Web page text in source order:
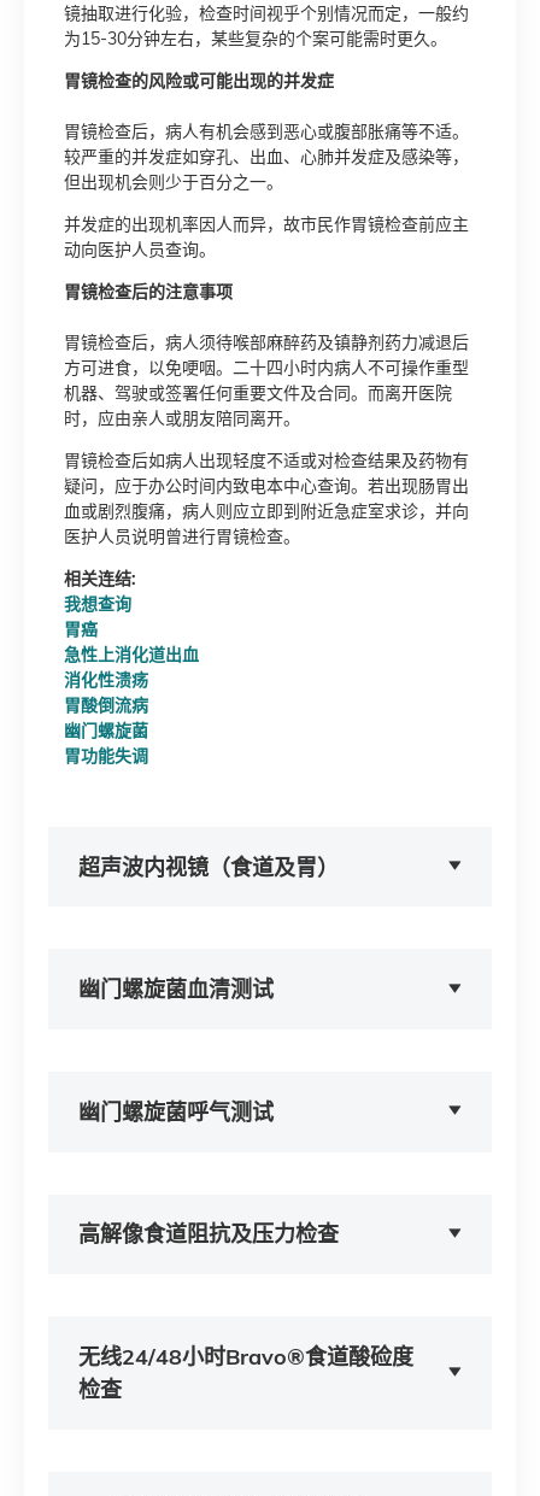
镜抽取进行化验，检查时间视乎个别情况而定，一般约
为15-30分钟左右，某些复杂的个案可能需时更久。
胃镜检查的风险或可能出现的并发症
胃镜检查后，病人有机会感到恶心或腹部胀痛等不适。
较严重的并发症如穿孔、出血、心肺并发症及感染等，
但出现机会则少于百分之一。
并发症的出现机率因人而异，故市民作胃镜检查前应主
动向医护人员查询。
胃镜检查后的注意事项
胃镜检查后，病人须待喉部麻醉药及镇静剂药力减退后
方可进食，以免哽咽。二十四小时内病人不可操作重型
机器、驾驶或签署任何重要文件及合同。而离开医院
时，应由亲人或朋友陪同离开。
胃镜检查后如病人出现轻度不适或对检查结果及药物有
疑问，应于办公时间内致电本中心查询。若出现肠胃出
血或剧烈腹痛，病人则应立即到附近急症室求诊，并向
医护人员说明曾进行胃镜检查。
相关连结:
我想查询
胃癌
急性上消化道出血
消化性溃疡
胃酸倒流病
幽门螺旋菌
胃功能失调
超声波内视镜（食道及胃）
幽门螺旋菌血清测试
幽门螺旋菌呼气测试
高解像食道阻抗及压力检查
无线24/48小时Bravo®食道酸硷度
检查